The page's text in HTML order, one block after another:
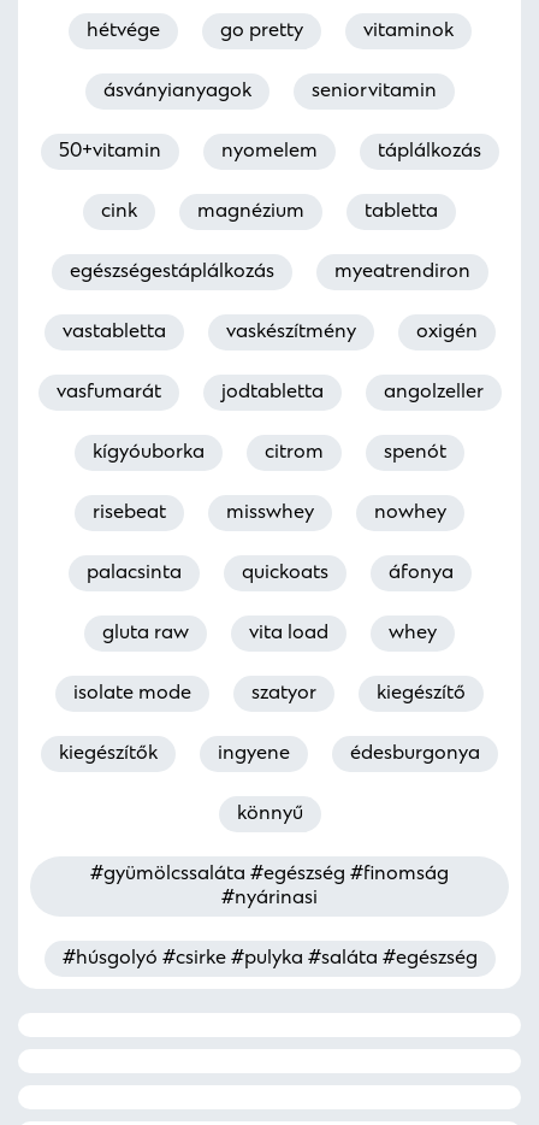
hétvége go pretty vitaminok
ásványianyagok seniorvitamin
50+vitamin nyomelem táplálkozás
cink magnézium tabletta
egészségestáplálkozás myeatrendiron
vastabletta vaskészítmény oxigén
vasfumarát jodtabletta angolzeller
kígyóuborka citrom spenót
risebeat misswhey nowhey
palacsinta quickoats áfonya
gluta raw vita load whey
isolate mode szatyor kiegészítő
kiegészítők ingyene édesburgonya
könnyű
#gyümölcssaláta #egészség #finomság
#nyárinasi
#húsgolyó #csirke #pulyka #saláta #egészség